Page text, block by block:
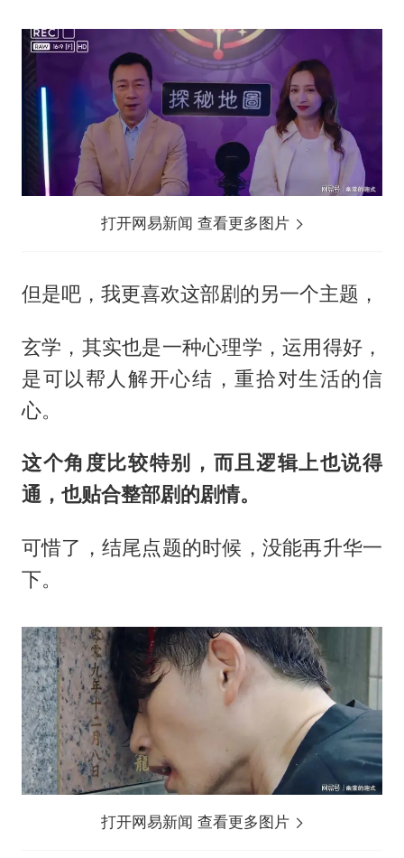
打开网易新闻 查看更多图片
但是吧，我更喜欢这部剧的另一个主题，
玄学，其实也是一种心理学，运用得好，
是可以帮人解开心结，重拾对生活的信
心。
这个角度比较特别，而且逻辑上也说得
通，也贴合整部剧的剧情。
可惜了，结尾点题的时候，没能再升华一
下。
打开网易新闻 查看更多图片